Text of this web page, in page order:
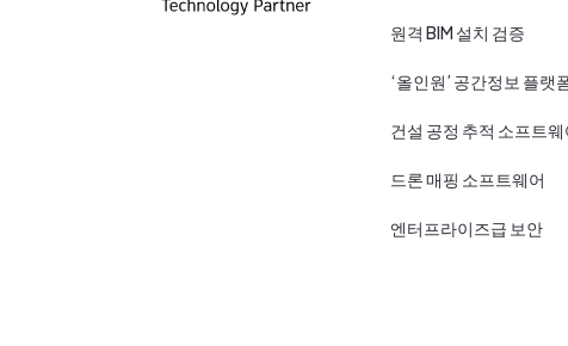
원격 BIM 설치 검증
‘올인원’ 공간정보 플랫
건설 공정 추적 소프트웨
드론 매핑 소프트웨어
엔터프라이즈급 보안